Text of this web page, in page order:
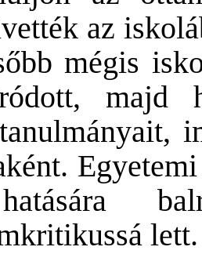
az
mégis
majd
lett.